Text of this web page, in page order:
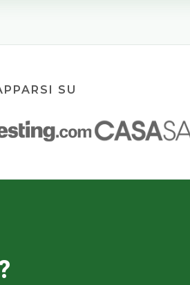
SU
E NUOVE INIZIATIVE DI AFFARI MIEI